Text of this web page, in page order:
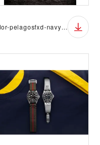
tudor-pelagosfxd-navy-12